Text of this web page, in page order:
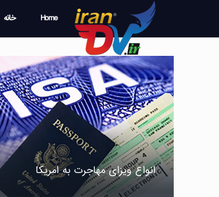
Home خانه
انواع ویزای مهاجرت به امریکا